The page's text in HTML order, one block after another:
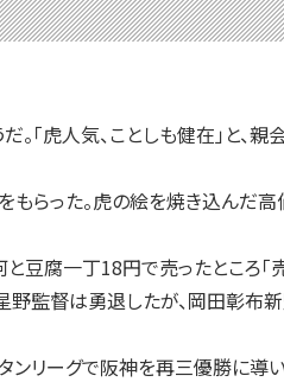
「虎人気、ことしも健在」と、
った。虎の絵を焼き込んだ高
腐一丁18円で売ったところ「
監督は勇退したが、岡田彰布
リーグで阪神を再三優勝に導